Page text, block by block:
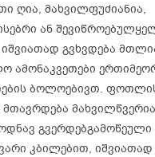
ღია, მახვილფუძიანია,
ან
იშვიათად გვხვდება
ამონაკვეთები
ბოლოებივთ.
გვერდებგამოწეული
კბილებით, იშვიათად